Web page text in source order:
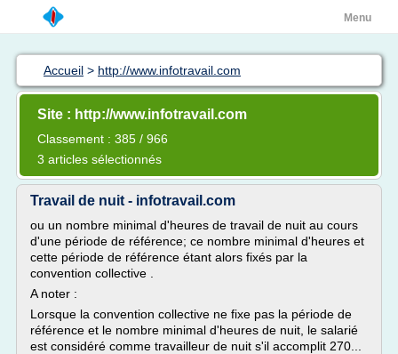
Menu
Accueil > http://www.infotravail.com
Site : http://www.infotravail.com
Classement : 385 / 966
3 articles sélectionnés
Travail de nuit - infotravail.com
ou un nombre minimal d'heures de travail de nuit au cours
d'une période de référence; ce nombre minimal d'heures et
cette période de référence étant alors fixés par la
convention collective .
A noter :
Lorsque la convention collective ne fixe pas la période de
référence et le nombre minimal d'heures de nuit, le salarié
est considéré comme travailleur de nuit s'il accomplit 270...